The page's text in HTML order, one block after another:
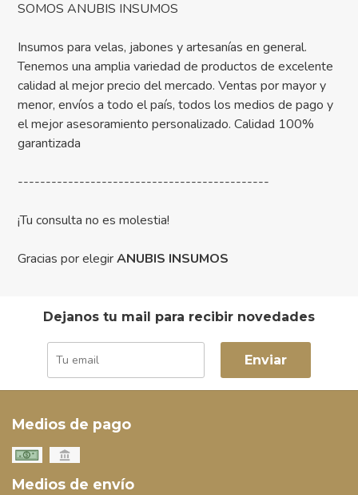
SOMOS ANUBIS INSUMOS
Insumos para velas, jabones y artesanías en general.
Tenemos una amplia variedad de productos de excelente
calidad al mejor precio del mercado. Ventas por mayor y
menor, envíos a todo el país, todos los medios de pago y
el mejor asesoramiento personalizado. Calidad 100%
garantizada
---------------------------------------------
¡Tu consulta no es molestia!
Gracias por elegirANUBIS INSUMOS
Dejanos tu mail para recibir novedades
Enviar
Medios de pago
Medios de envío